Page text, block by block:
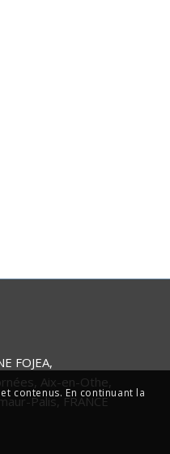
FOJEA,
Aix-en-Othe,
Palis, FRANCE
contenus. En continuant la